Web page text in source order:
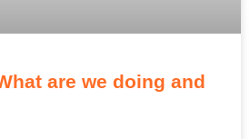
are we doing and